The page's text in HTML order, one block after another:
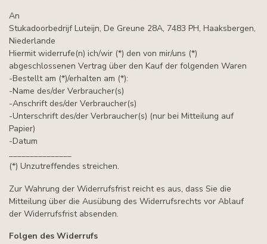
An
Stukadoorbedrijf Luteijn, De Greune 28A, 7483 PH, Haaksbergen,
Niederlande
Hiermit widerrufe(n) ich/wir (*) den von mir/uns (*)
abgeschlossenen Vertrag über den Kauf der folgenden Waren
-Bestellt am (*)/erhalten am (*):
-Name des/der Verbraucher(s)
-Anschrift des/der Verbraucher(s)
-Unterschrift des/der Verbraucher(s) (nur bei Mitteilung auf
Papier)
-Datum
_______________
(*) Unzutreffendes streichen.
Zur Wahrung der Widerrufsfrist reicht es aus, dass Sie die
Mitteilung über die Ausübung des Widerrufsrechts vor Ablauf
der Widerrufsfrist absenden.
Folgen des Widerrufs